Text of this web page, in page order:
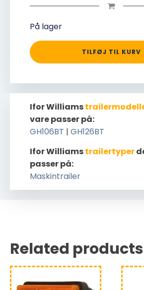
På lager
TILFØJ TIL KURV
Ifor Williamstrailertyper
passer på:
Maskintrailer
Ifor Williams
vare passer på:
GH106BT | GH126BT
Related products